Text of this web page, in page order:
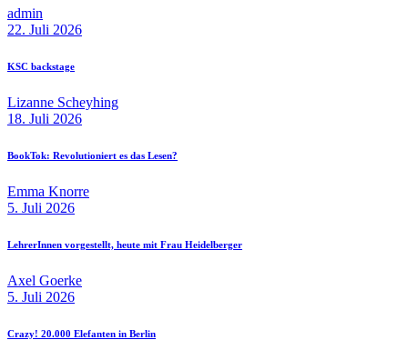
admin
22. Juli 2026
KSC backstage
Lizanne Scheyhing
18. Juli 2026
BookTok: Revolutioniert es das Lesen?
Emma Knorre
5. Juli 2026
LehrerInnen vorgestellt, heute mit Frau Heidelberger
Axel Goerke
5. Juli 2026
Crazy! 20.000 Elefanten in Berlin